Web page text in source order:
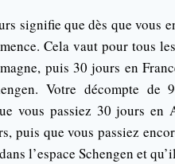
signifie que dès que vous
Cela vaut pour tous
puis 30 jours en
Votre décompte
vous passiez 30 jours en
puis que vous passiez
l’espace Schengen et